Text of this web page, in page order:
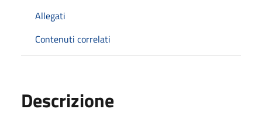
Allegati
Contenuti correlati
Descrizione